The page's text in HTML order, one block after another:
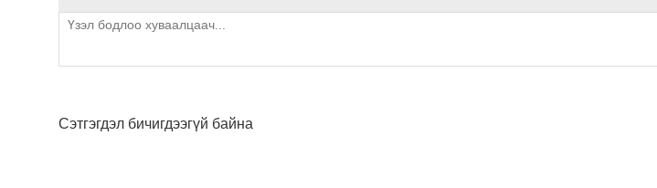
Сэтгэгдэл бичигдээгүй байна